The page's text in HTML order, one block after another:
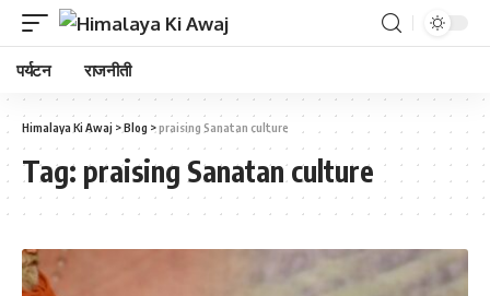
पर्यटन राजनीती
Himalaya Ki Awaj >Blog >praising Sanatan culture
Tag: praising Sanatan culture